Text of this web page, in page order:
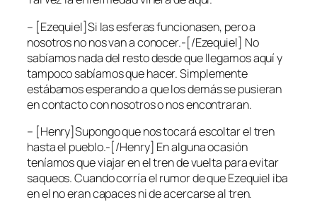
– [Ezequiel]Si las esferas funcionasen, pero a
nosotros no nos van a conocer.-[/Ezequiel] No
sabíamos nada del resto desde que llegamos aquí y
tampoco sabíamos que hacer. Simplemente
estábamos esperando a que los demás se pusieran
en contacto con nosotros o nos encontraran.
– [Henry]Supongo que nos tocará escoltar el tren
hasta el pueblo.-[/Henry] En alguna ocasión
teníamos que viajar en el tren de vuelta para evitar
saqueos. Cuando corría el rumor de que Ezequiel iba
en el no eran capaces ni de acercarse al tren.